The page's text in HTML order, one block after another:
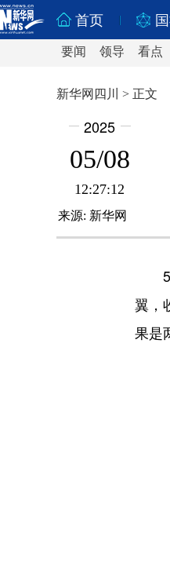
首页
要闻 领导 看点
新华网四川 > 正文
2025
05/08
12:27:12
来源: 新华网
翼，
果是